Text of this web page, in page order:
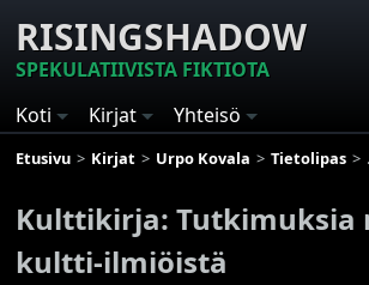
RISINGSHADOW
SPEKULATIIVISTA FIKTIOTA
Koti
Kirjat Yhteisö
Etusivu Kirjat Urpo Kovala Tietolipas
Kulttikirja: Tutkimuksia
kultti-ilmiöistä